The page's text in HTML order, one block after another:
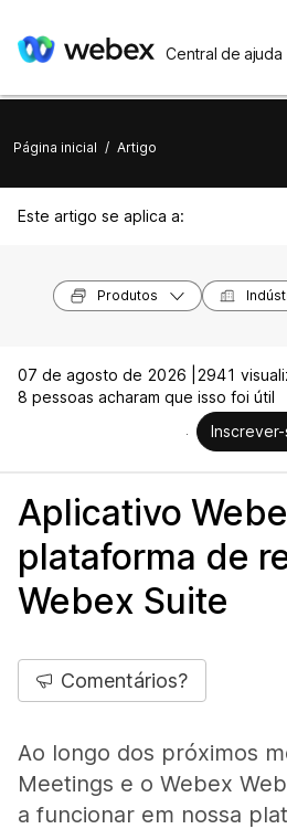
Central de ajuda
Página inicial / Artigo
Este artigo se aplica a:
Produtos
07 de agosto de 2026 |
2941
8 pessoas acharam que isso foi útil
Aplicativo
plataforma de
Webex Suite
Comentários?
Ao longo dos próximos
Meetings e o Webex
a funcionar em nossa